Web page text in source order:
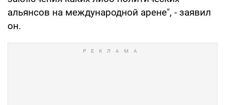
альянсов на международной арене", - заявил
он.